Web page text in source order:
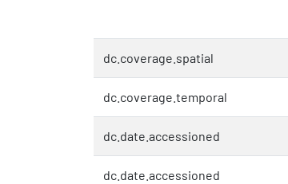
dc.coverage.spatial
dc.coverage.temporal
dc.date.accessioned
dc.date.accessioned